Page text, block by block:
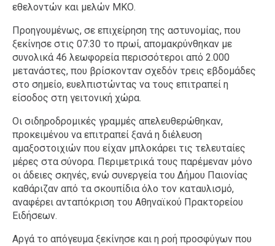
εθελοντών και μελών ΜΚΟ.
Προηγουμένως, σε επιχείρηση της αστυνομίας, που
ξεκίνησε στις 07:30 το πρωί, απομακρύνθηκαν με
συνολικά 46 λεωφορεία περισσότεροι από 2.000
μετανάστες, που βρίσκονταν σχεδόν τρεις εβδομάδες
στο σημείο, ευελπιστώντας να τους επιτραπεί η
είσοδος στη γειτονική χώρα.
Οι σιδηροδρομικές γραμμές απελευθερώθηκαν,
προκειμένου να επιτραπεί ξανά η διέλευση
αμαξοστοιχιών που είχαν μπλοκάρει τις τελευταίες
μέρες στα σύνορα. Περιμετρικά τους παρέμεναν μόνο
οι άδειες σκηνές, ενώ συνεργεία του Δήμου Παιονίας
καθάριζαν από τα σκουπίδια όλο τον καταυλισμό,
αναφέρει ανταπόκριση του Αθηναϊκού Πρακτορείου
Ειδήσεων.
Αργά το απόγευμα ξεκίνησε και η ροή προσφύγων που